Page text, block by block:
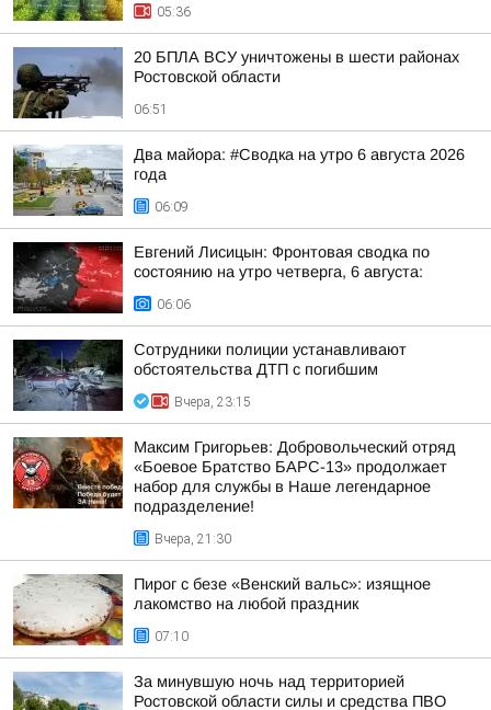
05:36
20 БПЛА ВСУ уничтожены в шести районах
Ростовской области
06:51
Два майора: #Сводка на утро 6 августа 2026
года
06:09
Евгений Лисицын: Фронтовая сводка по
состоянию на утро четверга, 6 августа:
06:06
Сотрудники полиции устанавливают
обстоятельства ДТП с погибшим
Вчера, 23:15
Максим Григорьев: Добровольческий отряд
«Боевое Братство БАРС-13» продолжает
набор для службы в Наше легендарное
подразделение!
Вчера, 21:30
Пирог с безе «Венский вальс»: изящное
лакомство на любой праздник
07:10
За минувшую ночь над территорией
Ростовской области силы и средства ПВО